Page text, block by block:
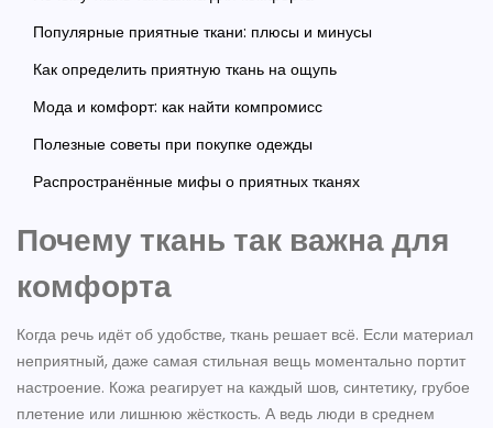
Популярные приятные ткани: плюсы и минусы
Как определить приятную ткань на ощупь
Мода и комфорт: как найти компромисс
Полезные советы при покупке одежды
Распространённые мифы о приятных тканях
Почему ткань так важна для
комфорта
Когда речь идёт об удобстве, ткань решает всё. Если материал
неприятный, даже самая стильная вещь моментально портит
настроение. Кожа реагирует на каждый шов, синтетику, грубое
плетение или лишнюю жёсткость. А ведь люди в среднем